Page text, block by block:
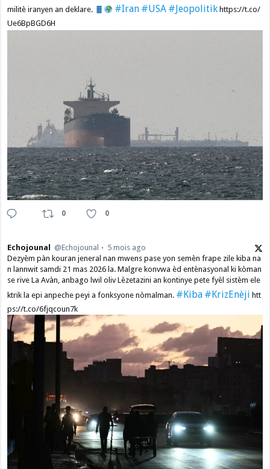
militè iranyen an deklare.
#Iran #USA #Jeopolitikhttps://t.co/
Ue6BpBGD6H
0 0
Echojounal @Echojounal
5 mois ago
Dezyèm pàn kouran jeneral nan mwens pase yon semèn frape zile kiba na
n lannwit samdi 21 mas 2026 la. Malgre konvwa èd entènasyonal ki kòman
se rive La Avàn, anbago lwil oliv Lèzetazini an kontinye pete fyèl sistèm ele
ktrik la epi anpeche peyi a fonksyone nòmalman. #Kiba #KrizEnèji htt
ps://t.co/6fjqcoun7k